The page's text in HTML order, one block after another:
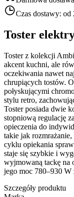
Czas dostawy: od
Toster
Toster z kolekcji
akcent kuchni, ale
oczekiwania nawet
chrupiących tostów.
połyskującymi
stylu retro,
Toster posiada dwie
stopniową regulację
opieczenia do
takie jak
cyklu opiekania
staje się szybkie i
wyjmowaną tackę na
jego moc 780–930 W
Szczegóły produktu